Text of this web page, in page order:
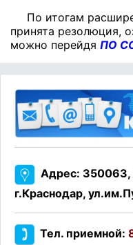
По итогам
принята резолюция,
можно перейдя ПО
Адрес: 350063,
г.Краснодар,
Тел. приемной: